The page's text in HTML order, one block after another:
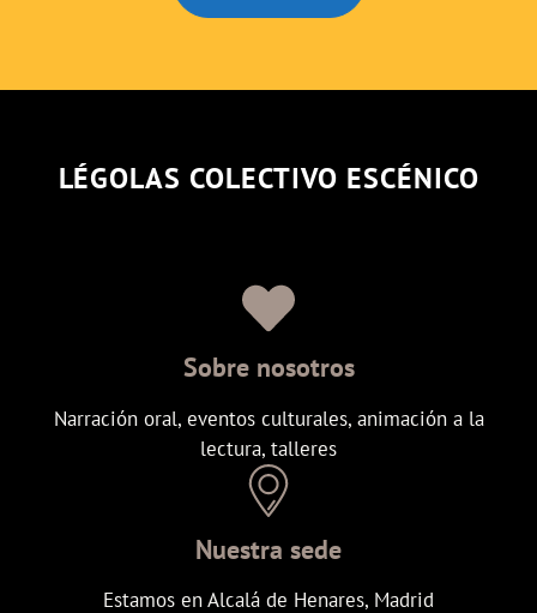
LÉGOLAS COLECTIVO ESCÉNICO
Sobre nosotros
Narración oral, eventos culturales, animación a la
lectura, talleres
Nuestra sede
Estamos en Alcalá de Henares, Madrid